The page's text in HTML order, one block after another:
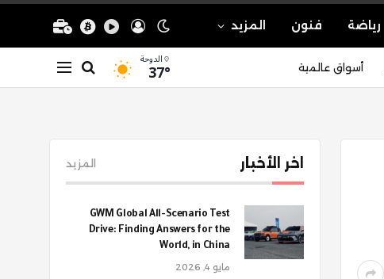
رياضة فنون المزيد
أسواق عالمية الدوحة
37°
اخر الأخبار المزيد
GWM Global All-Scenario Test
Drive: Finding Answers for the
World, in China
مايو 4, 2026